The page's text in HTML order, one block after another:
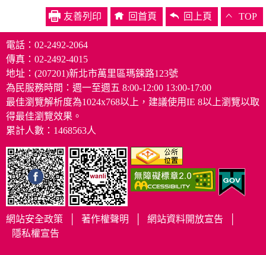
友善列印 回首頁 回上頁 TOP
電話：02-2492-2064
傳真：02-2492-4015
地址：(207201)新北市萬里區瑪鋉路123號
為民服務時間：週一至週五 8:00-12:00 13:00-17:00
最佳瀏覽解析度為1024x768以上，建議使用IE 8以上瀏覽以取
得最佳瀏覽效果。
累計人數：1468563人
網站安全政策 著作權聲明 網站資料開放宣告
隱私權宣告